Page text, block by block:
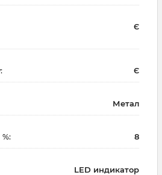
Є
Є
Метал
%: 8
LED индикатор